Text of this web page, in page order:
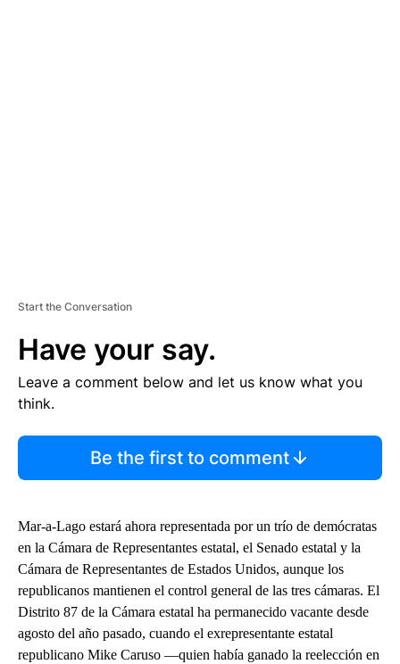
Start the Conversation
Have your say.
Leave a comment below and let us know what you
think.
Be the first to comment
Mar-a-Lago estará ahora representada por un trío de demócratas
en la Cámara de Representantes estatal, el Senado estatal y la
Cámara de Representantes de Estados Unidos, aunque los
republicanos mantienen el control general de las tres cámaras. El
Distrito 87 de la Cámara estatal ha permanecido vacante desde
agosto del año pasado, cuando el exrepresentante estatal
republicano Mike Caruso —quien había ganado la reelección en